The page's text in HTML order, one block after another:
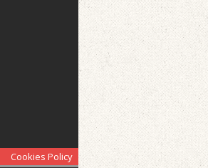
Cookies Policy